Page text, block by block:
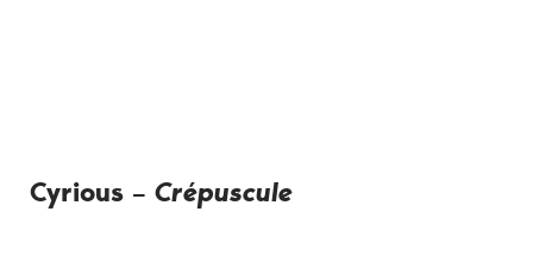
Cyrious – Crépuscule